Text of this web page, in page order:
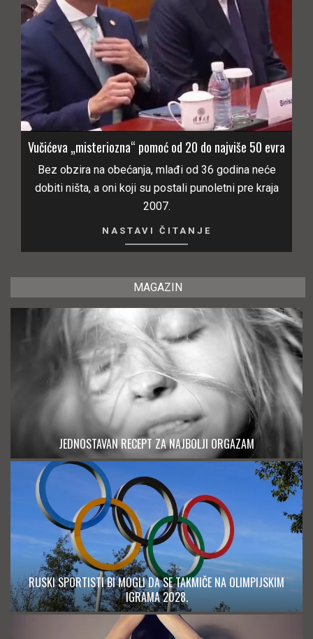
Vučićeva „misteriozna“ pomoć od 20 do najviše 50 evra
Bez obzira na obećanja, mlađi od 36 godina neće
dobiti ništa, a oni koji su postali punoletni pre kraja
2007.
NASTAVI ČITANJE
MAGAZIN
JEDNOSTAVAN RECEPT ZA NAJBOLJI ORGAZAM
RUSKI SPORTISTI BI MOGLI DA SE TAKMIČE NA OLIMPIJSKIM
IGRAMA 2028.